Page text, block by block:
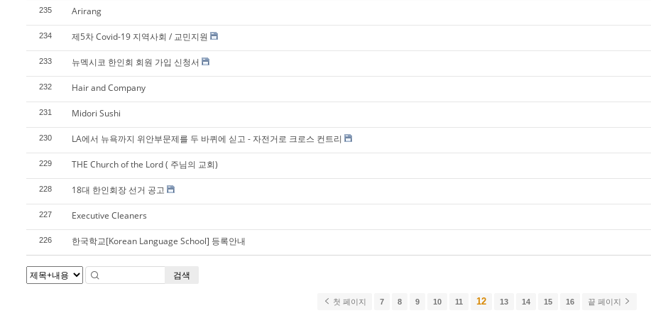
235 Arirang
234 제5차 Covid-19 지역사회 / 교민지원
233 뉴멕시코 한인회 회원 가입 신청서
232 Hair and Company
231 Midori Sushi
230 LA에서 뉴욕까지 위안부문제를 두 바퀴에 싣고 - 자전거로 크로스 컨트리
229 THE Church of the Lord ( 주님의 교회)
228 18대 한인회장 선거 공고
227 Executive Cleaners
226 한국학교[Korean Language School] 등록안내
검색
첫 페이지 7 8 9 10 11 12 13 14 15 16 끝 페이지